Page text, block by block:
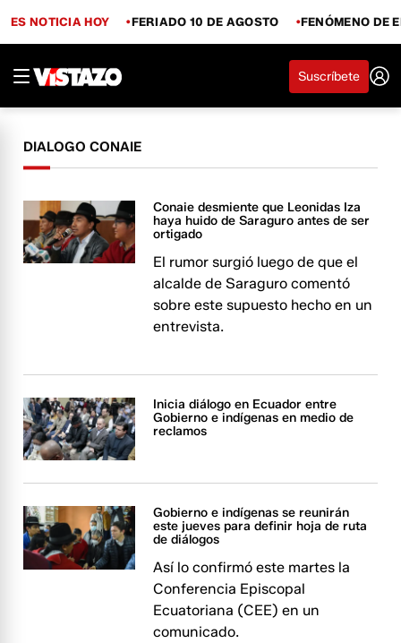
ES NOTICIA HOY FERIADO 10 DE AGOSTO FENÓMENO DE
Suscríbete
DIALOGO CONAIE
Conaie desmiente que Leonidas Iza
haya huido de Saraguro antes de ser
ortigado
El rumor surgió luego de que el
alcalde de Saraguro comentó
sobre este supuesto hecho en un
entrevista.
Inicia diálogo en Ecuador entre
Gobierno e indígenas en medio de
reclamos
Gobierno e indígenas se reunirán
este jueves para definir hoja de ruta
de diálogos
Así lo confirmó este martes la
Conferencia Episcopal
Ecuatoriana (CEE) en un
comunicado.